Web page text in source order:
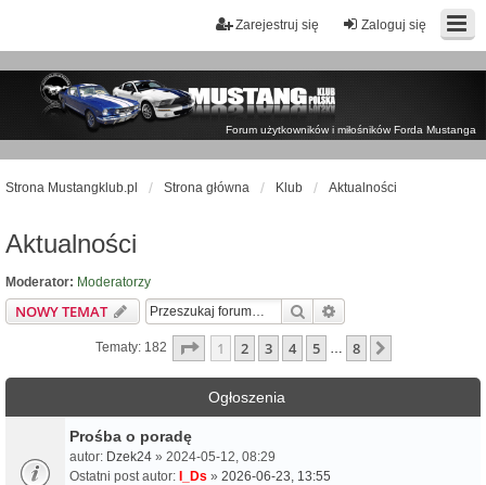
Zaloguj się
Zarejestruj się
Forum użytkowników i miłośników Forda Mustanga
Strona Mustangklub.pl Strona główna Klub Aktualności
Aktualności
Moderator: Moderatorzy
NOWY TEMAT Szukaj
Tematy: 182 Strona1 z8
1 2 3 4 5 … 8
Ogłoszenia
Prośba o poradę
autor: Dzek24 » 2024-05-12, 08:29
Ostatni post autor: I_Ds » 2026-06-23, 13:55